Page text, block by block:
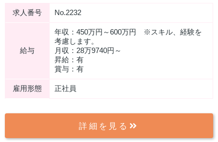
求人番号 No.2232
給与
年収：450万円～600万円 ※スキル、経験を
考慮します。
月収：28万9740円～
昇給：有
賞与：有
雇用形態 正社員
詳細を見る